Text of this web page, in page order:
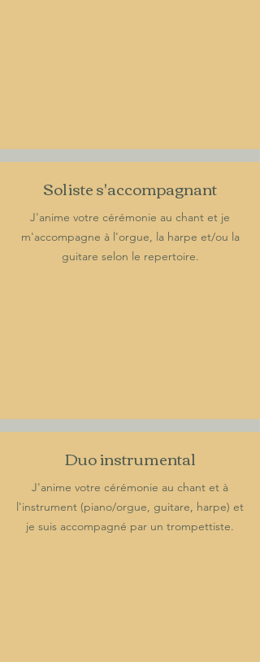
Soliste s'accompagnant
J'anime votre cérémonie au chant et je
m'accompagne à l'orgue, la harpe et/ou la
guitare selon le repertoire.
Duo instrumental
J'anime votre cérémonie au chant et à
l'instrument (piano/orgue, guitare, harpe) et
je suis accompagné par un trompettiste.